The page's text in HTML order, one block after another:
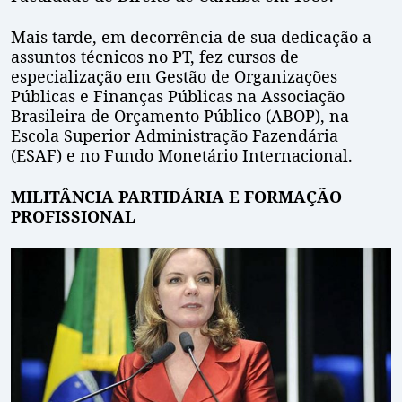
Mais tarde, em decorrência de sua dedicação a
assuntos técnicos no PT, fez cursos de
especialização em Gestão de Organizações
Públicas e Finanças Públicas na Associação
Brasileira de Orçamento Público (ABOP), na
Escola Superior Administração Fazendária
(ESAF) e no Fundo Monetário Internacional.
MILITÂNCIA PARTIDÁRIA E FORMAÇÃO
PROFISSIONAL